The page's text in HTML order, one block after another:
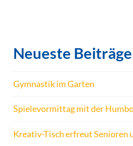
Neueste Beiträge
Gymnastik im Garten
Spielevormittag mit der
Kreativ-Tisch erfreut Senioren